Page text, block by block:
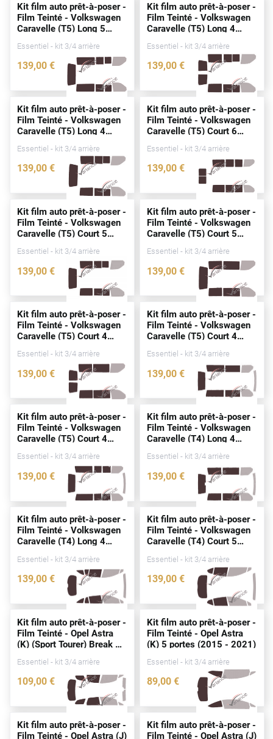
Skoda
Tesla
Toyota
Volkswagen
Acura
Aixam
Alfa Romeo
Alpine
Aston Martin
Audi
Bentley
Bmw
Buick
Chevrolet
Chrysler
Citroën
Dacia
Daewoo
Daihatsu
Dodge
Dongfeng
Ds
Ebro
Fiat
Kit film auto prêt-à-poser -
Film Teinté - Volkswagen
Caravelle (T5) Long 5
Essentiel - kit 3/4 arrière
139,00 €
3231-VLW
Kit film auto prêt-à-poser -
Film Teinté - Volkswagen
Caravelle (T5) Long 4
Essentiel - kit 3/4 arrière
139,00 €
3227-VLW
Kit film auto prêt-à-poser -
Film Teinté - Volkswagen
Caravelle (T5) Long 4
Essentiel - kit 3/4 arrière
139,00 €
3229-VLW
Kit film auto prêt-à-poser -
Film Teinté - Volkswagen
Caravelle (T5) Court 6
Essentiel - kit 3/4 arrière
139,00 €
2543-VLW
Kit film auto prêt-à-poser -
Film Teinté - Volkswagen
Caravelle (T5) Court 5
Essentiel - kit 3/4 arrière
139,00 €
2545-VLW
Kit film auto prêt-à-poser -
Film Teinté - Volkswagen
Caravelle (T5) Court 5
Essentiel - kit 3/4 arrière
139,00 €
2631-VLW
Kit film auto prêt-à-poser -
Film Teinté - Volkswagen
Caravelle (T5) Court 4
Essentiel - kit 3/4 arrière
139,00 €
2632-VLW
Kit film auto prêt-à-poser -
Film Teinté - Volkswagen
Caravelle (T5) Court 4
Essentiel - kit 3/4 arrière
139,00 €
3225-VLW
Kit film auto prêt-à-poser -
Film Teinté - Volkswagen
Caravelle (T5) Court 4
Essentiel - kit 3/4 arrière
139,00 €
3226-VLW
Kit film auto prêt-à-poser -
Film Teinté - Volkswagen
Caravelle (T4) Long 4
Essentiel - kit 3/4 arrière
139,00 €
2546-VLW
Kit film auto prêt-à-poser -
Film Teinté - Volkswagen
Caravelle (T4) Long 4
Essentiel - kit 3/4 arrière
139,00 €
3156-VLW
Kit film auto prêt-à-poser -
Film Teinté - Volkswagen
Caravelle (T4) Court 5
Essentiel - kit 3/4 arrière
139,00 €
2544-VLW
Kit film auto prêt-à-poser -
Film Teinté - Opel Astra
(K) (Sport Tourer) Break 5
Essentiel - kit 3/4 arrière
109,00 €
3661-OPE
Kit film auto prêt-à-poser -
Film Teinté - Opel Astra
(K) 5portes (2015 - 2021)
Essentiel - kit 3/4 arrière
89,00 €
3557-OPE
Kit film auto prêt-à-poser -
Film Teinté - Opel Astra (J)
Kit film auto prêt-à-poser -
Film Teinté - Opel Astra (J)